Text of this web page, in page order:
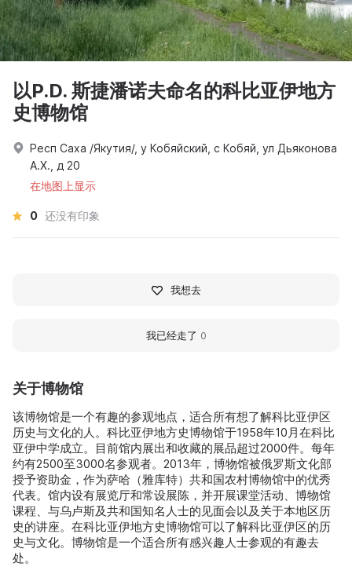
关于博物馆
该博物馆是一个有趣的参观地点，适合所有想了解科比亚伊区
历史与文化的人。科比亚伊地方史博物馆于1958年10月在科比
亚伊中学成立。目前馆内展出和收藏的展品超过2000件。每年
约有2500至3000名参观者。2013年，博物馆被俄罗斯文化部
授予资助金，作为萨哈（雅库特）共和国农村博物馆中的优秀
代表。馆内设有展览厅和常设展陈，并开展课堂活动、博物馆
课程、与乌卢斯及共和国知名人士的见面会以及关于本地区历
史的讲座。在科比亚伊地方史博物馆可以了解科比亚伊区的历
史与文化。博物馆是一个适合所有感兴趣人士参观的有趣去
处。
以P.D. 斯捷潘诺夫命名的科比亚伊地方
史博物馆
Респ Саха /Якутия/, у Кобяйский, с Кобяй, ул Дьяконова
А.Х., д 20
在地图上显示
0 还没有印象
我想去
我已经走了 0